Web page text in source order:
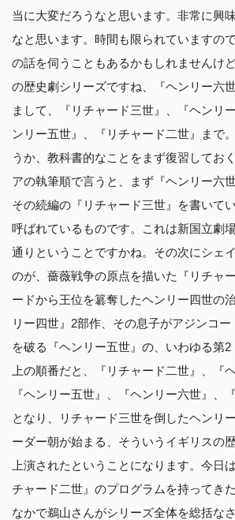
当に大変だろうなと思います。非常に興
なと思います。時間も限られていますの
の話を伺うこともあるかもしれませんけ
の歴史劇シリーズですね、『ヘンリー六
まして、『リチャード三世』、『ヘンリ
ンリー五世』、『リチャード二世』まで
うか、教科書的なことをまず復習してお
アの執筆順で言うと、まず『ヘンリー六
その続編の『リチャード三世』を書いて
呼ばれているものです。これは新国立劇
通りということですかね。その次にシェ
のが、薔薇戦争の原点を描いた『リチャ
ードから王位を簒奪したヘンリー四世の
リー四世』2部作、その息子がアジンコ
を破る『ヘンリー五世』の、いわゆる第2
上の順番だと、『リチャード二世』、『
『ヘンリー五世』、『ヘンリー六世』、
となり、リチャード三世を倒したヘンリ
ーダー朝が始まる、そういうイギリスの
上演されたということになります。今日
チャード二世』のプログラムを持ってき
なかで鵜山さんがシリーズ全体を総括な